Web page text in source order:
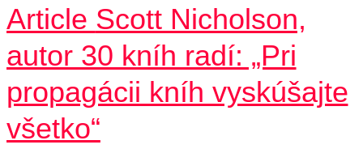
Article Scott Nicholson,
autor 30 kníh radí: „Pri
propagácii kníh vyskúšajte
všetko“